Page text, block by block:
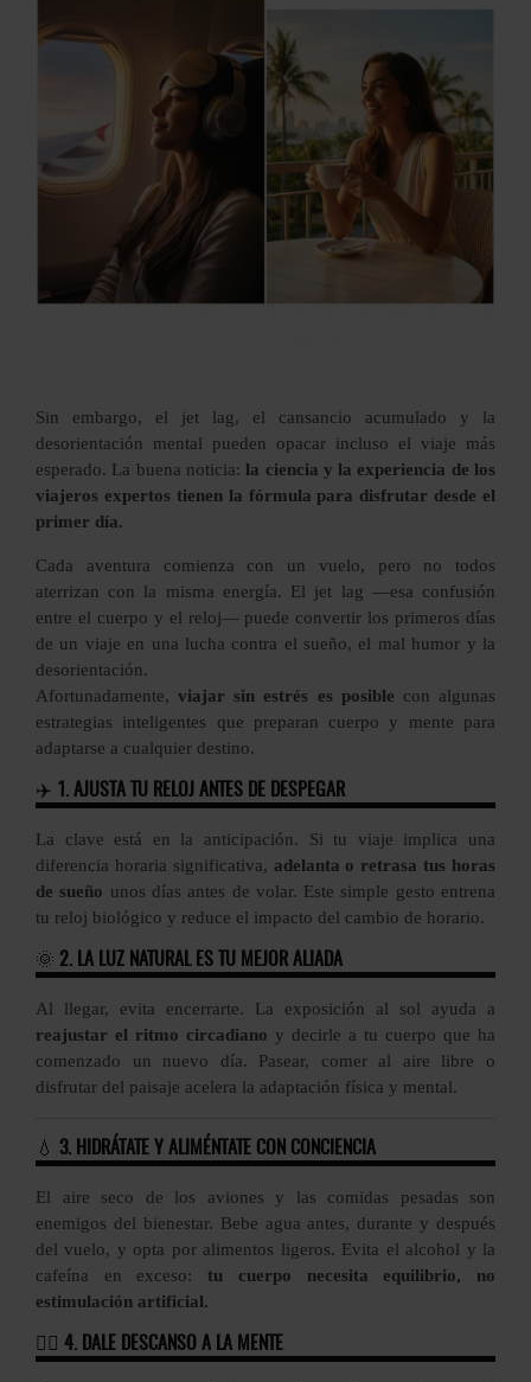
Sin embargo, el jet lag, el cansancio acumulado y la
desorientación mental pueden opacar incluso el viaje más
esperado. La buena noticia: la ciencia y la experiencia de los
viajeros expertos tienen la fórmula para disfrutar desde el
primer día.
Cada aventura comienza con un vuelo, pero no todos
aterrizan con la misma energía. El jet lag —esa confusión
entre el cuerpo y el reloj— puede convertir los primeros días
de un viaje en una lucha contra el sueño, el mal humor y la
desorientación.
Afortunadamente,viajar sin estrés es posible con algunas
estrategias inteligentes que preparan cuerpo y mente para
adaptarse a cualquier destino.
✈️ 1. AJUSTA TU RELOJ ANTES DE DESPEGAR
La clave está en la anticipación. Si tu viaje implica una
diferencia horaria significativa, adelanta o retrasa tus horas
de sueño unos días antes de volar. Este simple gesto entrena
tu reloj biológico y reduce el impacto del cambio de horario.
🌞 2. LA LUZ NATURAL ES TU MEJOR ALIADA
Al llegar, evita encerrarte. La exposición al sol ayuda a
reajustar el ritmo circadiano y decirle a tu cuerpo que ha
comenzado un nuevo día. Pasear, comer al aire libre o
disfrutar del paisaje acelera la adaptación física y mental.
💧 3. HIDRÁTATE Y ALIMÉNTATE CON CONCIENCIA
El aire seco de los aviones y las comidas pesadas son
enemigos del bienestar. Bebe agua antes, durante y después
del vuelo, y opta por alimentos ligeros. Evita el alcohol y la
cafeína en exceso: tu cuerpo necesita equilibrio, no
estimulación artificial.
🧘‍♀️ 4. DALE DESCANSO A LA MENTE